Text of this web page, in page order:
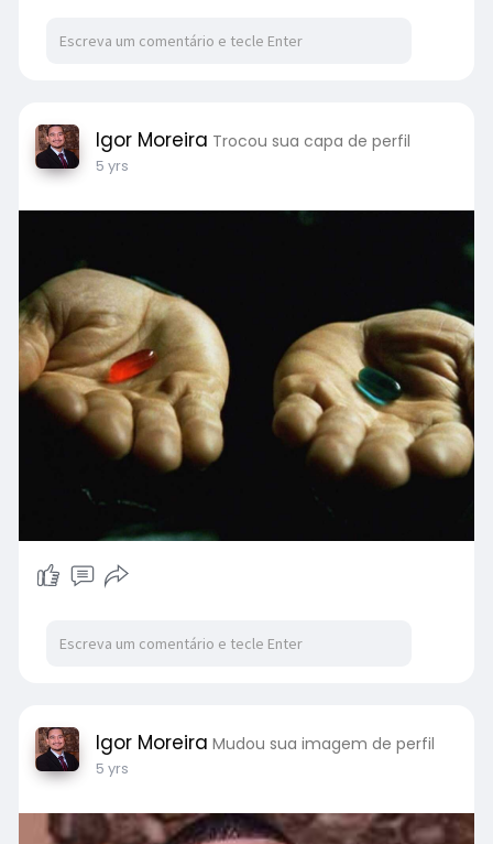
Igor Moreira Trocou sua capa de perfil
5 yrs
Igor Moreira Mudou sua imagem de perfil
5 yrs